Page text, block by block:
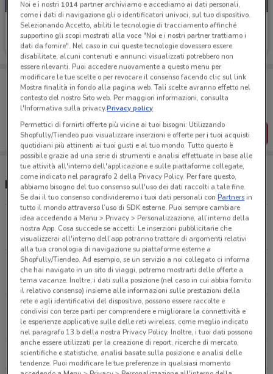
Mister Risparmio
Scade il 16/08
Porta DoveConviene sempre con te!
Puoi trovare le migliori offerte dei negozi vicino a te,
salvarle e creare la tua lista del risparmio, comodamente
dal tuo cellulare.
SCARICA L’APP
Negozi Mister Risparmio nelle vicinanze
Viale Giovanni Battista Valente, 171/173/175 Roma
9.9 km
Via dei Glicini 84 Roma
11 km
Via Messala Corvino, 50/58 Roma
11.8 km
Tutti i negozi Mister Risparmio
Noi e i nostri 1014partner archiviamo e accediamo ai dati personali,
come i dati di navigazione gli o identificatori univoci, sul tuo dispositivo.
Selezionando Accetto, abiliti le tecnologie di tracciamento affinché
supportino gli scopi mostrati alla voce "Noi e i nostri partner trattiamo i
dati da fornire". Nel caso in cui queste tecnologie dovessero essere
disabilitate, alcuni contenuti e annunci visualizzati potrebbero non
essere rilevanti. Puoi accedere nuovamente a questo menu per
modificare le tue scelte o per revocare il consenso facendo clic sul link
Mostra finalità in fondo alla pagina web. Tali scelte avranno effetto nel
contesto del nostro Sito web. Per maggiori informazioni, consulta
l'Informativa sulla privacy.Privacy policy
Permettici di fornirti offerte più vicine ai tuoi bisogni: Utilizzando
Shopfully/Tiendeo puoi visualizzare inserzioni e offerte per i tuoi acquisti
quotidiani più attinenti ai tuoi gusti e al tuo mondo. Tutto questo è
possibile grazie ad una serie di strumenti e analisi effettuate in base alle
tue attività all'interno dell'applicazione e sulle piattaforme collegate,
come indicato nel paragrafo 2 della Privacy Policy. Per fare questo,
abbiamo bisogno del tuo consenso sull'uso dei dati raccolti a tale fine.
Se dai il tuo consenso condivideremo i tuoi dati personali conPartnersin
tutto il mondo attraverso l’uso di SDK esterne. Puoi sempre cambiare
idea accedendo a Menu > Privacy > Personalizzazione, all’interno della
nostra App. Cosa succede se accetti: Le inserzioni pubblicitarie che
visualizzerai all'interno dell’app potranno trattare di argomenti relativi
alla tua cronologia di navigazione su piattaforme esterne a
Shopfully/Tiendeo. Ad esempio, se un servizio a noi collegato ci informa
che hai navigato in un sito di viaggi, potremo mostrarti delle offerte a
tema vacanze. Inoltre, i dati sulla posizione (nel caso in cui abbia fornito
il relativo consenso) insieme alle informazioni sulle prestazioni della
rete e agli identificativi del dispositivo, possono essere raccolte e
condivisi con terze parti per comprendere e migliorare la connettività e
le esperienze applicative sulle delle reti wireless, come meglio indicato
nel paragrafo 13.b della nostra Privacy Policy. Inoltre, i tuoi dati possono
anche essere utilizzati per la creazione di report, ricerche di mercato,
scientifiche e statistiche, analisi basate sulla posizione e analisi delle
tendenze. Puoi modificare le tue preferenze in qualsiasi momento